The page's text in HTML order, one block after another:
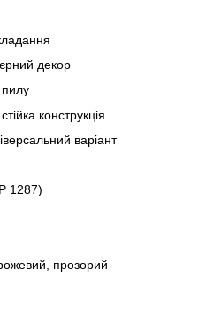
декор
пилу
конструкція
варіант
1287)
прозорий